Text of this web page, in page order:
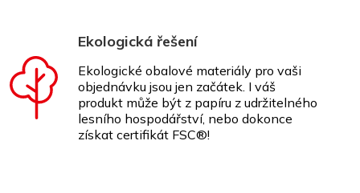
Ekologická řešení
Ekologické obalové materiály pro vaši
objednávku jsou jen začátek. I váš
produkt může být z papíru z udržitelného
lesního hospodářství, nebo dokonce
získat certifikát FSC®!